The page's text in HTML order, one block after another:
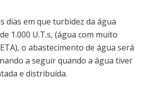
dias em que turbidez da água
1.000 U.T.s, (água com muito
o abastecimento de água será
a seguir quando a água tiver
e distribuída.